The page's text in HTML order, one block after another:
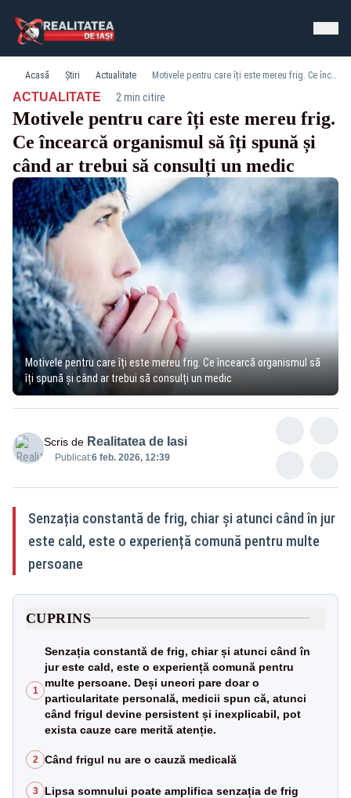
Acasă Știri Actualitate Motivele pentru care îți este mereu frig. Ce încearcă organismul să îți spună și când ar trebui să consulți un medic
ACTUALITATE· 2 min citire
Motivele pentru care îți este mereu frig.
Ce încearcă organismul să îți spună și
când ar trebui să consulți un medic
Motivele pentru care îți este mereu frig. Ce încearcă organismul să
îți spună și când ar trebui să consulți un medic
Scris de Realitatea de Iasi
Publicat:6 feb. 2026, 12:39
Senzația constantă de frig, chiar și atunci când în jur
este cald, este o experiență comună pentru multe
persoane
CUPRINS
1
Senzația constantă de frig, chiar și atunci când în
jur este cald, este o experiență comună pentru
multe persoane. Deși uneori pare doar o
particularitate personală, medicii spun că, atunci
când frigul devine persistent și inexplicabil, pot
exista cauze care merită atenție.
2 Când frigul nu are o cauză medicală
3 Lipsa somnului poate amplifica senzația de frig